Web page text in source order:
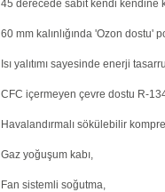
45 derecede sabit kendi kendine
60 mm kalınlığında 'Ozon dostu'
Isı yalıtımı sayesinde enerji
CFC içermeyen çevre dostu R-
Havalandırmalı sökülebilir
Gaz yoğuşum kabı,
Fan sistemli soğutma,